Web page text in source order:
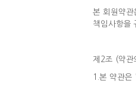
본 회원약
책임사항을
제2조 (약관
1.본 약관은